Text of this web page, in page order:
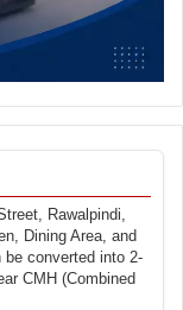
Rawalpindi,
Dining Area, and
be converted into 2-
CMH (Combined